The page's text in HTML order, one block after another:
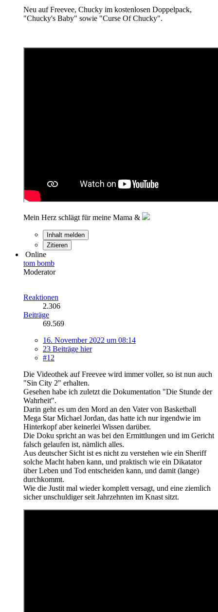
Neu auf Freevee, Chucky im kostenlosen Doppelpack,
"Chucky's Baby" sowie "Curse Of Chucky".
Mein Herz schlägt für meine Mama &
Inhalt melden
Zitieren
Online
tom bomb
Moderator
Reaktionen
2.306
Beiträge
69.569
16. November 2022 um 08:14
23 Beiträge hier
#12
Die Videothek auf Freevee wird immer voller, so ist nun auch
"Sin City 2" erhalten.
Gesehen habe ich zuletzt die Dokumentation "Die Stunde der
Wahrheit".
Darin geht es um den Mord an den Vater von Basketball
Mega Star Michael Jordan, das hatte ich nur irgendwie im
Hinterkopf aber keinerlei Wissen darüber.
Die Doku spricht an was bei den Ermittlungen und im Gericht
falsch gelaufen ist, nämlich alles.
Aus deutscher Sicht ist es nicht zu verstehen wie ein Sheriff
solche Macht haben kann, und praktisch wie ein Dikatator
über Leben und Tod entscheiden kann, und damit (lange)
durchkommt.
Wie die Justit mal wieder komplett versagt, und eine ziemlich
sicher unschuldiger seit Jahrzehnten im Knast sitzt.